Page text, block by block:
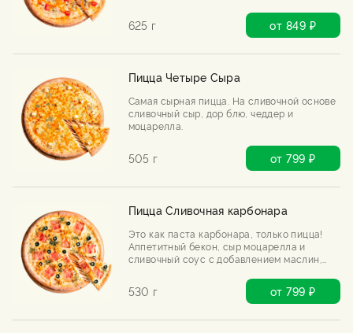
625 г от 849 ₽
Пицца Четыре Сыра
Самая сырная пицца. На сливочной основе
сливочный сыр, дор блю, чеддер и
моцарелла.
505 г от 799 ₽
Пицца Сливочная карбонара
Это как паста карбонара, только пицца!
Аппетитный бекон, сыр моцарелла и
сливочный соус с добавлением маслин,
530 г от 799 ₽